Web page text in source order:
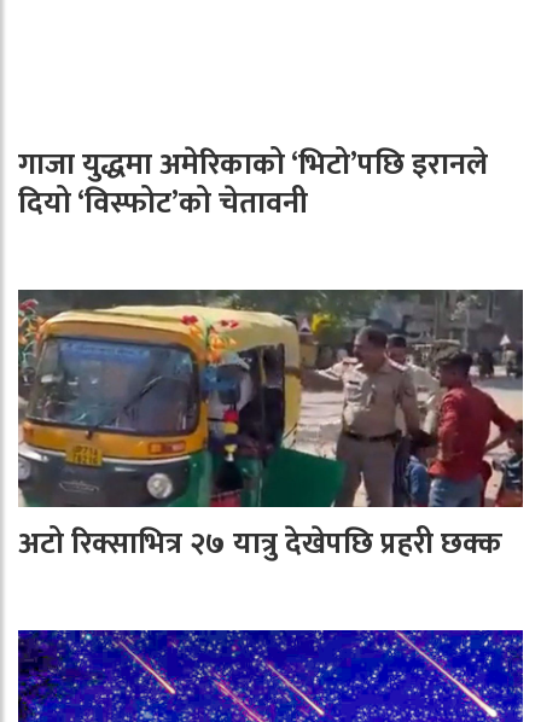
गाजा युद्धमा अमेरिकाको ‘भिटो’पछि इरानले
दियो ‘विस्फोट’को चेतावनी
अटो रिक्साभित्र २७ यात्रु देखेपछि प्रहरी छक्क